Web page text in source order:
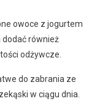
owoce z jogurtem
dodać również
odżywcze.
do zabrania ze
w ciągu dnia.